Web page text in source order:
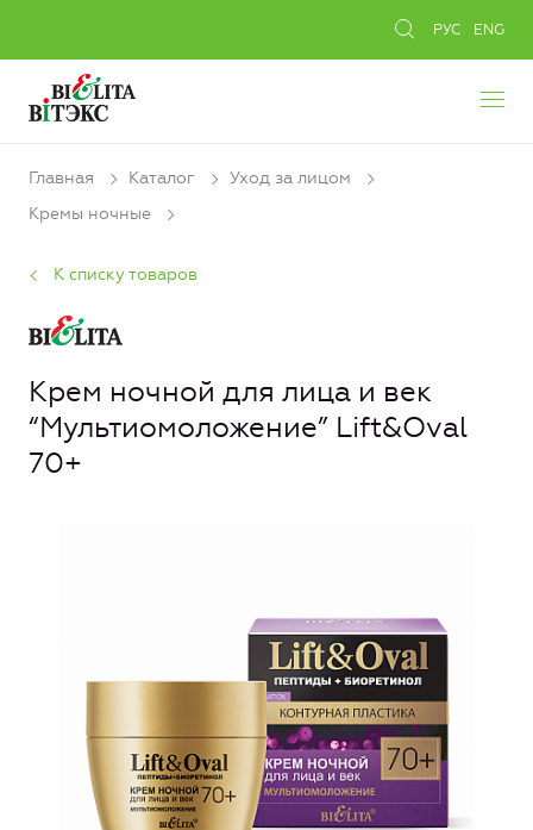
РУС ENG
Главная Каталог
Уход за лицом
Кремы ночные
К списку товаров
Крем ночной для лица и век
“Мультиомоложение” Lift&Oval
70+